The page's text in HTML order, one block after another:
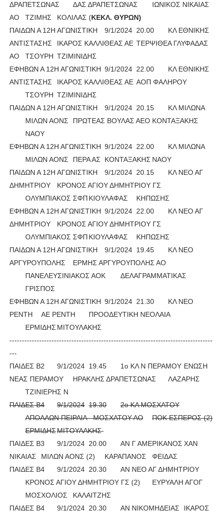
ΔΡΑΠΕΤΣΩΝΑΣ
ΔΑΣ ΔΡΑΠΕΤΣΩΝΑΣ
ΙΩΝΙΚΟΣ ΝΙΚΑΙΑΣ
ΑΟ
ΤΖΙΜΗΣ ΚΟΛΙΛΑΣ (ΚΕΚΛ. ΘΥΡΩΝ)
ΠΑΙΔΩΝ Α 12Η ΑΓΩΝΙΣΤΙΚΗ
9/1/2024 20.00
ΚΛ ΕΘΝΙΚΗΣ
ΑΝΤΙΣΤΑΣΗΣ
ΙΚΑΡΟΣ ΚΑΛΛΙΘΕΑΣ ΑΕ ΤΕΡΨΙΘΕΑ ΓΛΥΦΑΔΑΣ
ΑΟ
ΤΣΟΥΡΗ ΤΖΙΜΙΝΙΔΗΣ
ΕΦΗΒΩΝ Α 12Η ΑΓΩΝΙΣΤΙΚΗ 9/1/2024 22.00
ΚΛ ΕΘΝΙΚΗΣ
ΑΝΤΙΣΤΑΣΗΣ
ΙΚΑΡΟΣ ΚΑΛΛΙΘΕΑΣ ΑΕ ΑΟΠ ΦΑΛΗΡΟΥ
ΤΣΟΥΡΗ ΤΖΙΜΙΝΙΔΗΣ
ΠΑΙΔΩΝ Α 12Η ΑΓΩΝΙΣΤΙΚΗ
9/1/2024 20.15
ΚΛ ΜΙΛΩΝΑ
ΜΙΛΩΝ ΑΟΝΣ
ΠΡΩΤΕΑΣ ΒΟΥΛΑΣ ΑΕΟ ΚΟΝΤΑΞΑΚΗΣ
ΝΑΟΥ
ΕΦΗΒΩΝ Α 12Η ΑΓΩΝΙΣΤΙΚΗ 9/1/2024 22.00
ΚΛ ΜΙΛΩΝΑ
ΜΙΛΩΝ ΑΟΝΣ
ΠΕΡΑ ΑΣ ΚΟΝΤΑΞΑΚΗΣ ΝΑΟΥ
ΠΑΙΔΩΝ Α 12Η ΑΓΩΝΙΣΤΙΚΗ
9/1/2024 20.15
ΚΛ ΝΕΟ ΑΓ
ΔΗΜΗΤΡΙΟΥ
ΚΡΟΝΟΣ ΑΓΙΟΥ ΔΗΜΗΤΡΙΟΥ ΓΣ
ΟΛΥΜΠΙΑΚΟΣ ΣΦΠ ΚΙΟΥΛΑΦΑΣ
ΚΗΠΩΣΗΣ
ΕΦΗΒΩΝ Α 12Η ΑΓΩΝΙΣΤΙΚΗ 9/1/2024 22.00
ΚΛ ΝΕΟ ΑΓ
ΔΗΜΗΤΡΙΟΥ
ΚΡΟΝΟΣ ΑΓΙΟΥ ΔΗΜΗΤΡΙΟΥ ΓΣ
ΟΛΥΜΠΙΑΚΟΣ ΣΦΠ ΚΙΟΥΛΑΦΑΣ
ΚΗΠΩΣΗΣ
ΠΑΙΔΩΝ Α 12Η ΑΓΩΝΙΣΤΙΚΗ
9/1/2024 19.45
ΚΛ ΝΕΟ
ΑΡΓΥΡΟΥΠΟΛΗΣ
ΕΡΜΗΣ ΑΡΓΥΡΟΥΠΟΛΗΣ ΑΟ
ΠΑΝΕΛΕΥΣΙΝΙΑΚΟΣ ΑΟΚ
ΔΕΛΑΓΡΑΜΜΑΤΙΚΑΣ
ΓΡΙΣΠΟΣ
ΕΦΗΒΩΝ Α 12Η ΑΓΩΝΙΣΤΙΚΗ 9/1/2024 21.30
ΚΛ ΝΕΟ
ΡΕΝΤΗ
ΑΕ ΡΕΝΤΗ
ΠΡΟΟΔΕΥΤΙΚΗ ΝΕΟΛΑΙΑ
ΕΡΜΙΔΗΣ ΜΙΤΟΥΛΑΚΗΣ
----------------------------------------------------------------------------------
---
ΠΑΙΔΕΣ Β2
9/1/2024 19.45 1ο ΚΛ Ν ΠΕΡΑΜΟΥ ΕΝΩΣΗ
ΝΕΑΣ ΠΕΡΑΜΟΥ
ΗΡΑΚΛΗΣ ΔΡΑΠΕΤΣΩΝΑΣ
ΛΑΖΑΡΗΣ
ΤΖΙΝΙΕΡΗΣ Ν
ΠΑΙΔΕΣ Β4
9/1/2024 19.30
2ο ΚΛ ΜΟΣΧΑΤΟΥ
ΑΠΟΛΛΩΝ ΠΕΙΡΑΙΑ - ΜΟΣΧΑΤΟΥ ΑΟ
ΠΟΚ ΕΣΠΕΡΟΣ (2)
ΕΡΜΙΔΗΣΜΙΤΟΥΛΑΚΗΣ
ΠΑΙΔΕΣ Β3
9/1/2024 20.00 ΑΝ Γ ΑΜΕΡΙΚΑΝΟΣ ΧΑΝ
ΝΙΚΑΙΑΣ
ΜΙΛΩΝ ΑΟΝΣ (2) ΚΑΡΑΠΑΝΟΣ
ΦΕΙΔΑΣ
ΠΑΙΔΕΣ Β4
9/1/2024 20.30
ΑΝ ΝΕΟ ΑΓ ΔΗΜΗΤΡΙΟΥ
ΚΡΟΝΟΣ ΑΓΙΟΥ ΔΗΜΗΤΡΙΟΥ ΓΣ (2)
ΕΥΡΥΑΛΗ ΑΓΟΓ
ΜΟΣΧΟΛΙΟΣ
ΚΑΛΑΙΤΖΗΣ
ΠΑΙΔΕΣ Β4
9/1/2024 20.30 ΑΝ ΝΙΚΟΜΗΔΕΙΑΣ
ΙΚΑΡΟΣ